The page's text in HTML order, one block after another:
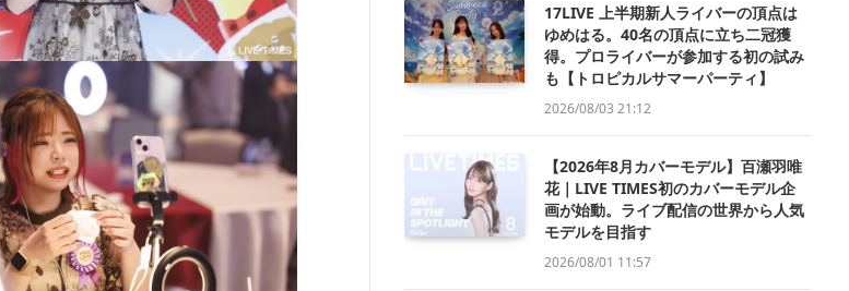
17LIVE 上半期新人ライバーの頂点は
ゆめはる。40名の頂点に立ち二冠獲
得。プロライバーが参加する初の試み
も【トロピカルサマーパーティ】
2026/08/03 21:12
【2026年8月カバーモデル】百瀬羽唯
花｜LIVE TIMES初のカバーモデル企
画が始動。ライブ配信の世界から人気
モデルを目指す
2026/08/01 11:57